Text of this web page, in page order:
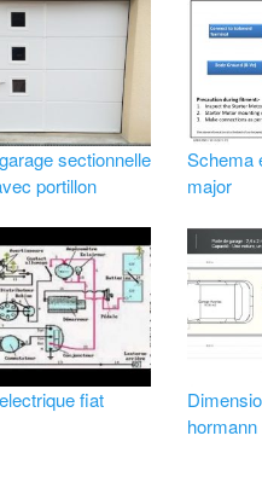
sectionnelle
portillon
Schema
major
fiat
hormann